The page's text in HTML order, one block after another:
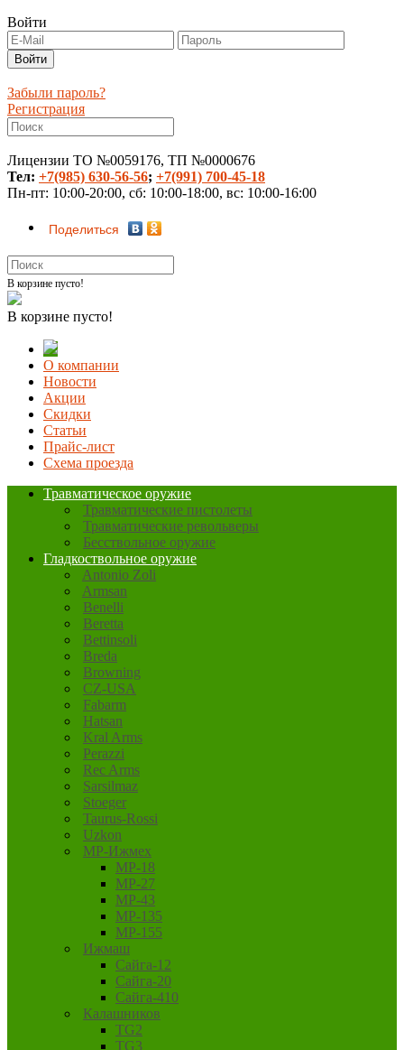
Войти
Забыли пароль?
Регистрация
Лицензии ТО №0059176, ТП №0000676
Тел: +7(985) 630-56-56; +7(991) 700-45-18
Пн-пт: 10:00-20:00, сб: 10:00-18:00, вс: 10:00-16:00
Поделиться
В корзине пусто!
В корзине пусто!
О компании
Новости
Акции
Скидки
Статьи
Прайс-лист
Схема проезда
Травматическое оружие
Травматические пистолеты
Травматические револьверы
Бесствольное оружие
Гладкоствольное оружие
Antonio Zoli
Armsan
Benelli
Beretta
Bettinsoli
Breda
Browning
CZ-USA
Fabarm
Hatsan
Kral Arms
Perazzi
Rec Arms
Sarsilmaz
Stoeger
Taurus-Rossi
Uzkon
MP-Ижмех
MP-18
MP-27
MP-43
MP-135
MP-155
Ижмаш
Сайга-12
Сайга-20
Сайга-410
Калашников
TG2
TG3